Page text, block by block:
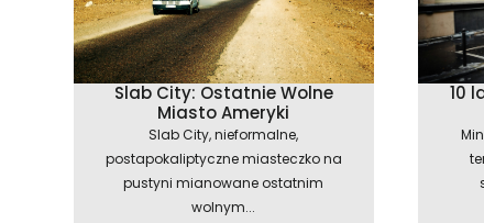
Slab City: Ostatnie Wolne
Miasto Ameryki
Slab City, nieformalne,
postapokaliptyczne miasteczko na
pustyni mianowane ostatnim
wolnym...
10